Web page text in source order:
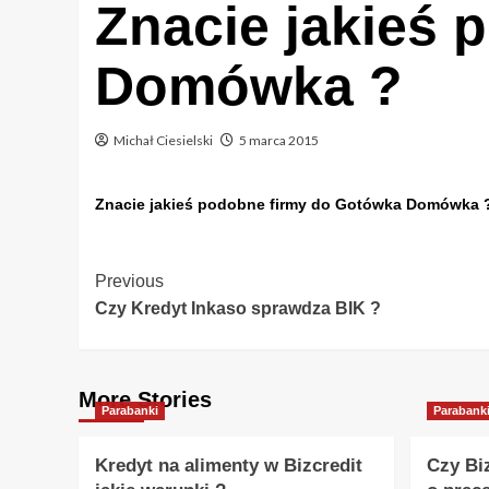
Znacie jakieś
Domówka ?
Michał Ciesielski 5 marca 2015
Znacie jakieś podobne firmy do Gotówka Domówka
Post
Navigation
Previous
Czy Kredyt Inkaso sprawdza BIK ?
More Stories
Parabanki
Kredyt na alimenty w Bizcredit
Parabanki
Czy